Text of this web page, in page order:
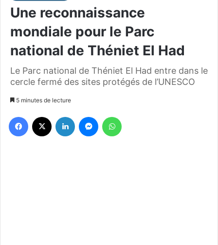
Une reconnaissance
mondiale pour le Parc
national de Théniet El Had
Le Parc national de Théniet El Had entre dans le
cercle fermé des sites protégés de l’UNESCO
5 minutes de lecture